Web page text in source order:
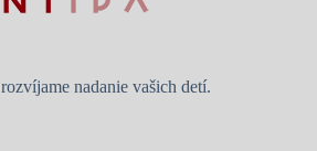
nadanie vašich detí.